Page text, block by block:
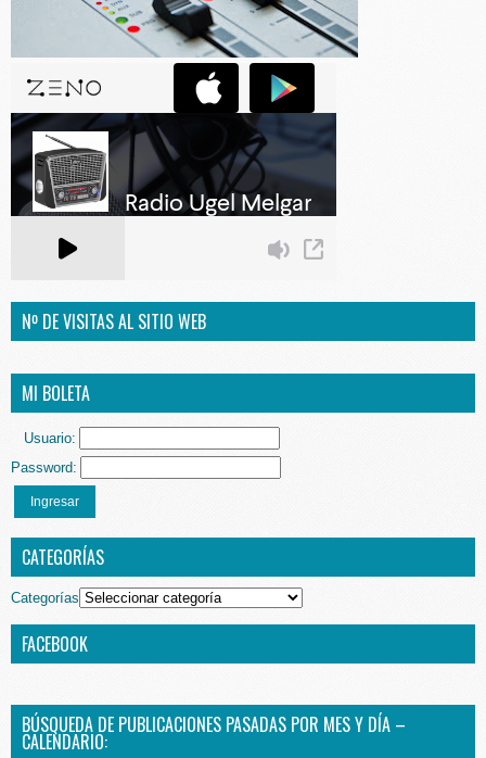
Nº DE VISITAS AL SITIO WEB
MI BOLETA
Usuario:
Password:
Ingresar
CATEGORÍAS
Categorías
FACEBOOK
BÚSQUEDA DE PUBLICACIONES PASADAS POR MES Y DÍA –
CALENDARIO: